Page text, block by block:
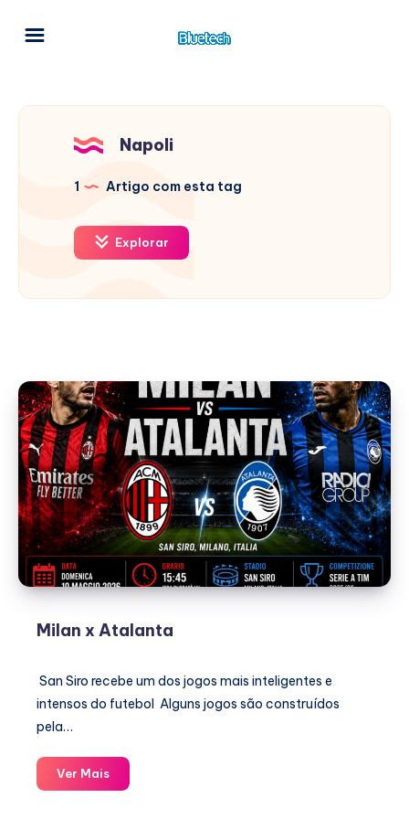
Napoli
1 Artigo com esta tag
Explorar
Milan x Atalanta
San Siro recebe um dos jogos mais inteligentes e
intensos do futebol Alguns jogos são construídos
pela…
Ver MaisMilan
x